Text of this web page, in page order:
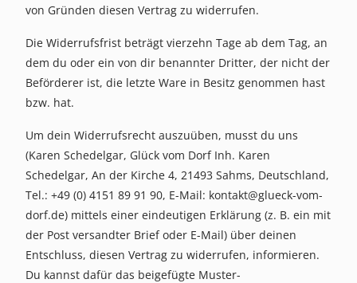
Karten
Laserprodukte
Neu
im
Shop
Über
uns
Kontakt
von Gründen diesen Vertrag zu widerrufen.
Die Widerrufsfrist beträgt vierzehn Tage ab dem Tag, an
dem du oder ein von dir benannter Dritter, der nicht der
Beförderer ist, die letzte Ware in Besitz genommen hast
bzw. hat.
Um dein Widerrufsrecht auszuüben, musst du uns
(Karen Schedelgar, Glück vom Dorf Inh. Karen
Schedelgar, An der Kirche 4, 21493 Sahms, Deutschland,
Tel.: +49 (0) 4151 89 91 90, E-Mail: kontakt@glueck-vom-
dorf.de) mittels einer eindeutigen Erklärung (z. B. ein mit
der Post versandter Brief oder E-Mail) über deinen
Entschluss, diesen Vertrag zu widerrufen, informieren.
Du kannst dafür das beigefügte Muster-